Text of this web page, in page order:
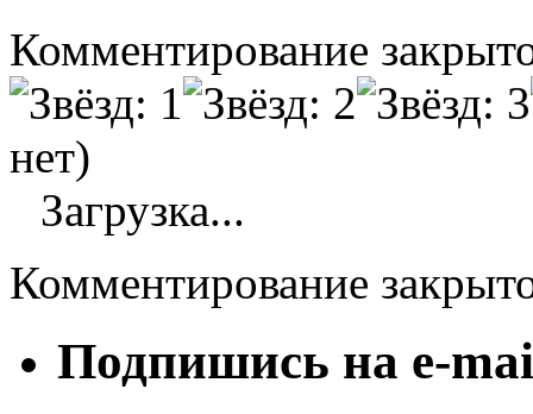
Комментирование
нет)
Загрузка...
Комментирование
Подпишись на e-